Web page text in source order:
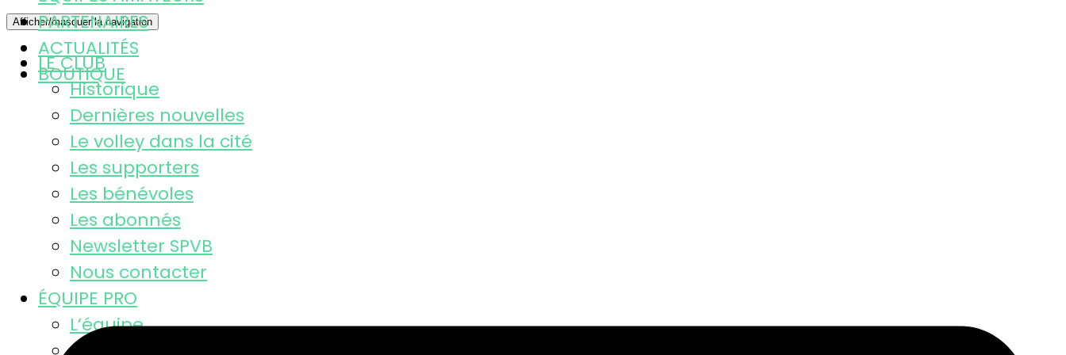
Afficher/masquer la navigation
LE CLUB
Historique
Dernières nouvelles
Le volley dans la cité
Les supporters
Les bénévoles
Les abonnés
Newsletter SPVB
Nous contacter
ÉQUIPE PRO
L’équipe
PARTENAIRES
ACTUALITÉS
BOUTIQUE